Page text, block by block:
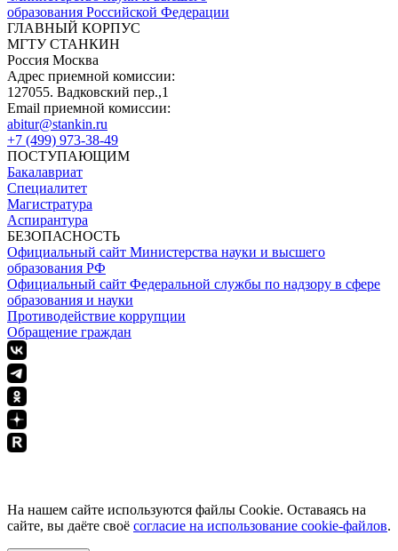
образования Российской Федерации
ГЛАВНЫЙ КОРПУС
МГТУ СТАНКИН
Россия Москва
Адрес приемной комиссии:
127055. Вадковский пер.,1
Email приемной комиссии:
abitur@stankin.ru
+7 (499) 973-38-49
ПОСТУПАЮЩИМ
Бакалавриат
Специалитет
Магистратура
Аспирантура
БЕЗОПАСНОСТЬ
Официальный сайт Министерства науки и высшего
образования РФ
Официальный сайт Федеральной службы по надзору в сфере
образования и науки
Противодействие коррупции
Обращение граждан
На нашем сайте используются файлы Cookie. Оставаясь на
сайте, вы даёте своё согласие на использование cookie-файлов.